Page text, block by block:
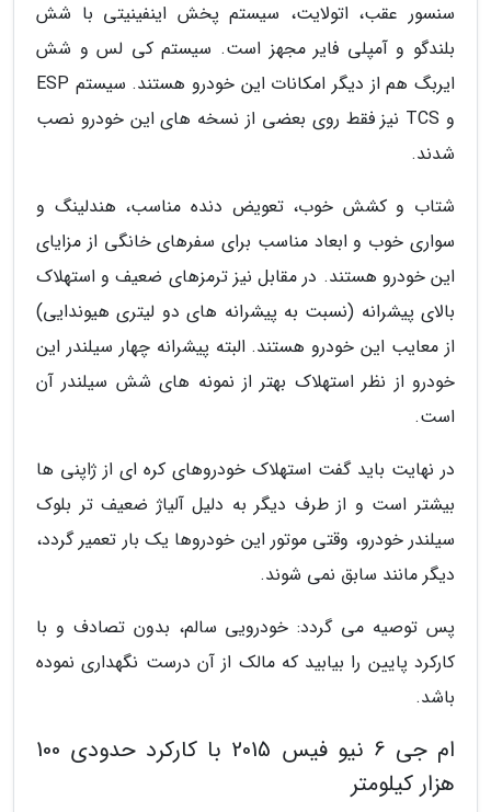
سنسور عقب، اتولایت، سیستم پخش اینفینیتی با شش
بلندگو و آمپلی فایر مجهز است. سیستم کی لس و شش
ایربگ هم از دیگر امکانات این خودرو هستند. سیستم ESP
و TCS نیز فقط روی بعضی از نسخه های این خودرو نصب
شدند.
شتاب و کشش خوب، تعویض دنده مناسب، هندلینگ و
سواری خوب و ابعاد مناسب برای سفرهای خانگی از مزایای
این خودرو هستند. در مقابل نیز ترمزهای ضعیف و استهلاک
بالای پیشرانه (نسبت به پیشرانه های دو لیتری هیوندایی)
از معایب این خودرو هستند. البته پیشرانه چهار سیلندر این
خودرو از نظر استهلاک بهتر از نمونه های شش سیلندر آن
است.
در نهایت باید گفت استهلاک خودروهای کره ای از ژاپنی ها
بیشتر است و از طرف دیگر به دلیل آلیاژ ضعیف تر بلوک
سیلندر خودرو، وقتی موتور این خودروها یک بار تعمیر گردد،
دیگر مانند سابق نمی شوند.
پس توصیه می گردد: خودرویی سالم، بدون تصادف و با
کارکرد پایین را بیابید که مالک از آن درست نگهداری نموده
باشد.
ام جی 6 نیو فیس 2015 با کارکرد حدودی 100
هزار کیلومتر